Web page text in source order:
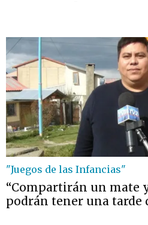
"Juegos de las Infancias"
“Compartirán un mate
podrán tener una tarde